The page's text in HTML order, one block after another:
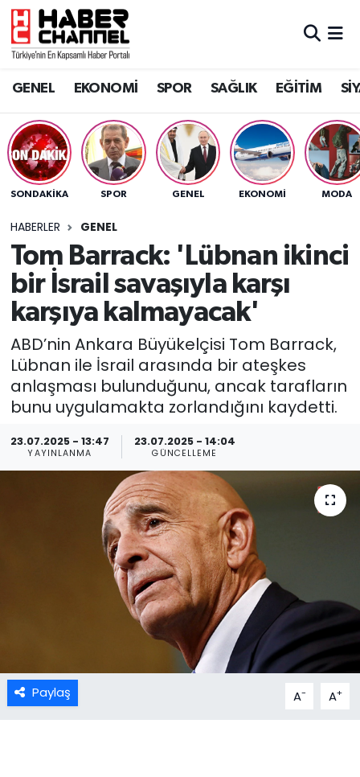
GENEL EKONOMİ SPOR SAĞLIK EĞİTİM
SONDAKIKA SPOR GENEL EKONOMİ MODA
HABERLER GENEL
Tom Barrack: 'Lübnan ikinci
bir İsrail savaşıyla karşı
karşıya kalmayacak'
ABD’nin Ankara Büyükelçisi Tom Barrack,
Lübnan ile İsrail arasında bir ateşkes
anlaşması bulunduğunu, ancak tarafların
bunu uygulamakta zorlandığını kaydetti.
23.07.2025 - 13:47
YAYINLANMA
23.07.2025 - 14:04
GÜNCELLEME
Paylaş A- A+
GENEL
SPOR
SAĞLIK
EĞİTİM
SİYASET
MAGAZİN
Nöbetçi Eczaneler
Trafik Durumu
Süper Lig Puan Durumu ve Fikstür
Tüm Manşetler
Son Dakika Haberleri
Haber Arşivi